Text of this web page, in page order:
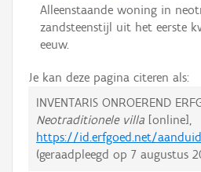
Alleenstaande woning in
zandsteenstijl uit het eerste
eeuw.
Je kan deze pagina citeren als:
INVENTARIS ONROEREND
Neotraditionele villa [online],
https://id.erfgoed.net/
(geraadpleegd op 7 augustus